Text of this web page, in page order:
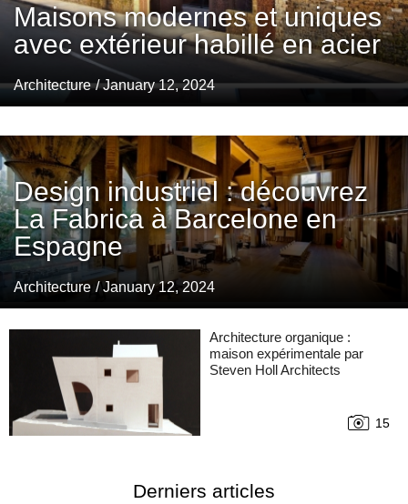
Maisons modernes et uniques
avec extérieur habillé en acier
Architecture / January 12, 2024
Design industriel : découvrez
La Fabrica à Barcelone en
Espagne
Architecture / January 12, 2024
Architecture organique :
maison expérimentale par
Steven Holl Architects
15
Derniers articles